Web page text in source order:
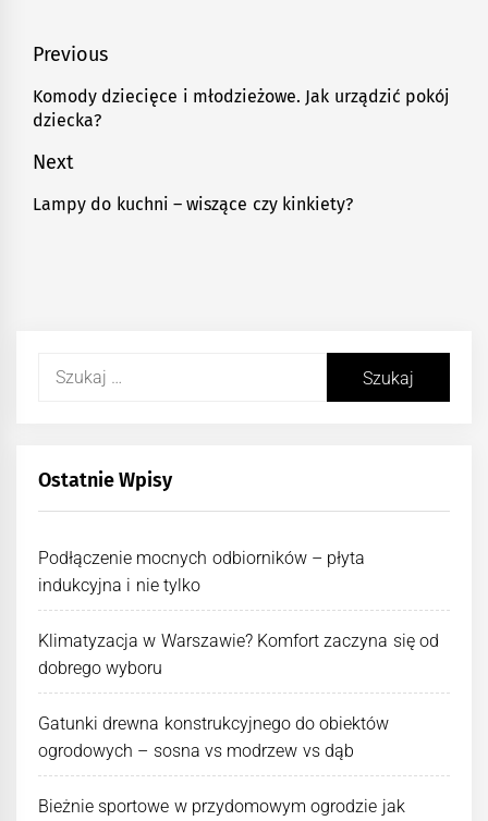
Nawigacja
wpisu
Previous
Previous
post:
Komody dziecięce i młodzieżowe. Jak urządzić pokój
dziecka?
Next
Next
Lampy do kuchni – wiszące czy kinkiety?
Ostatnie Wpisy
Podłączenie mocnych odbiorników – płyta
indukcyjna i nie tylko
Klimatyzacja w Warszawie? Komfort zaczyna się od
dobrego wyboru
Gatunki drewna konstrukcyjnego do obiektów
ogrodowych – sosna vs modrzew vs dąb
Bieżnie sportowe w przydomowym ogrodzie jak